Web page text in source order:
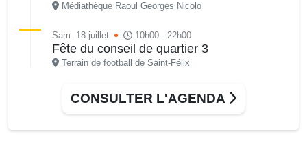
Médiathèque Raoul Georges Nicolo
Sam. 18 juillet 10h00 - 22h00
Fête du conseil de quartier 3
Terrain de football de Saint-Félix
CONSULTER L'AGENDA